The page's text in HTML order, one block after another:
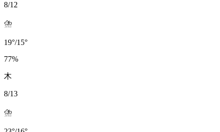
8/12
⛈️
19°/15°
77%
木
8/13
⛈️